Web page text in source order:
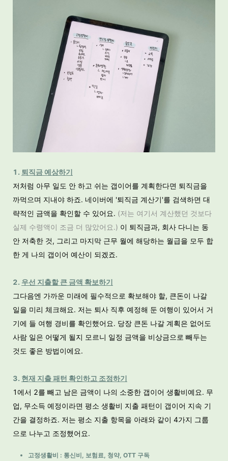
1. 퇴직금 예상하기
저처럼 아무 일도 안 하고 쉬는 갭이어를 계획한다면 퇴직금을
까먹으며 지내야 하죠. 네이버에 '퇴직금 계산기'를 검색하면 대
략적인 금액을 확인할 수 있어요. (저는 여기서 계산했던 것보다
실제 수령액이 조금 더 많았어요.) 이 퇴직금과, 회사 다니는 동
안 저축한 것, 그리고 마지막 근무 월에 해당하는 월급을 모두 합
한 게 나의 갭이어 예산이 되겠죠.
2. 우선 지출할 큰 금액 확보하기
그다음엔 가까운 미래에 필수적으로 확보해야 할, 큰돈이 나갈
일을 미리 체크해요. 저는 퇴사 직후 예정해 둔 여행이 있어서 거
기에 들 여행 경비를 확인했어요. 당장 큰돈 나갈 계획은 없어도
사람 일은 어떻게 될지 모르니 일정 금액을 비상금으로 빼두는
것도 좋은 방법이에요.
3. 현재 지출 패턴 확인하고 조정하기
1에서 2를 빼고 남은 금액이 나의 소중한 갭이어 생활비예요. 무
업, 무소득 예정이라면 평소 생활비 지출 패턴이 갭이어 지속 기
간을 결정하죠. 저는 평소 지출 항목을 아래와 같이 4가지 그룹
으로 나누고 조정했어요.
고정생활비 : 통신비, 보험료, 청약, OTT 구독